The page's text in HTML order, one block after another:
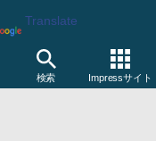
Translate
検索 Impressサイト